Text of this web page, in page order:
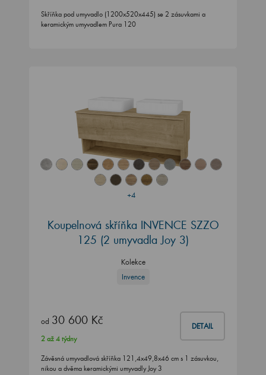
Skříňka pod umyvadlo (1200x520x445) se 2 zásuvkami a
keramickým umyvadlem Pura 120
+4
Koupelnová skříňka INVENCE SZZO
125 (2 umyvadla Joy 3)
Kolekce
Invence
od 30 600 Kč DETAIL
2 až 4 týdny
Závěsná umyvadlová skříňka 121,4x49,8x46 cm s 1 zásuvkou,
nikou a dvěma keramickými umyvadly Joy 3